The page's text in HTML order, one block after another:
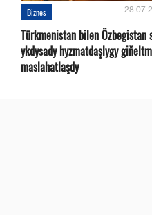
Biznes
Türkmenistan bilen Özbegistan
ykdysady hyzmatdaşlygy
maslahatlaşdy